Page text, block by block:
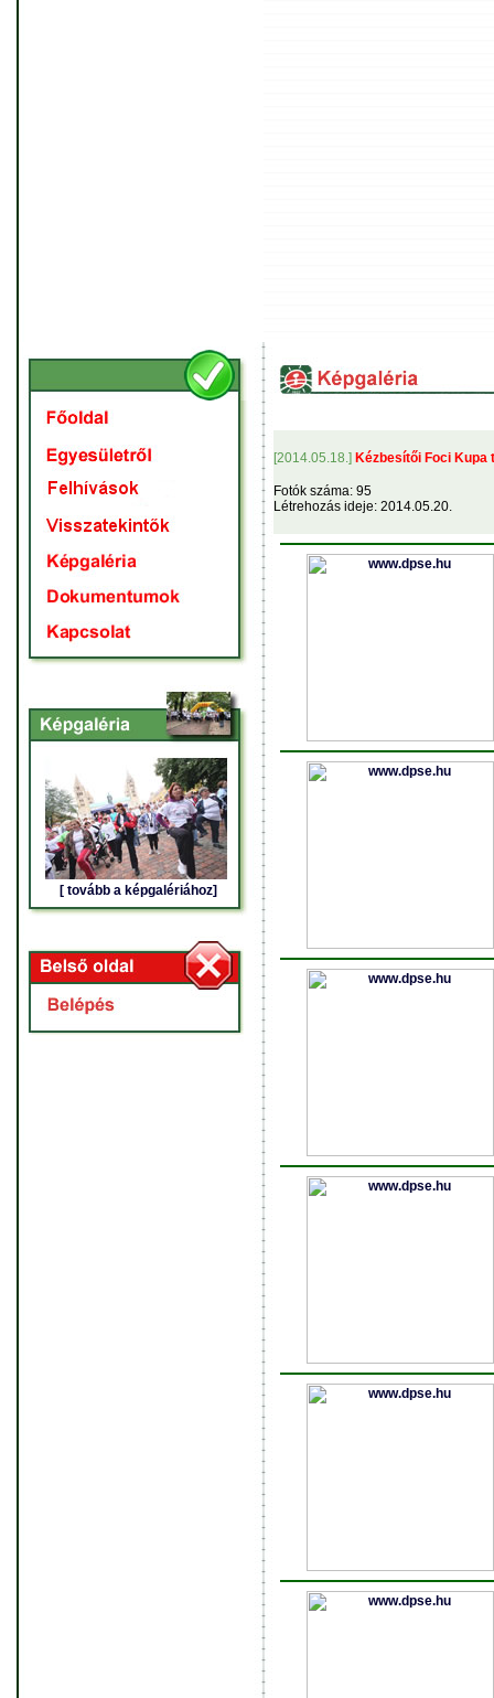
[ tovább a képgalériához]
[2014.05.18.] Kézbesítői Foci Kupa
Fotók száma: 95
Létrehozás ideje: 2014.05.20.